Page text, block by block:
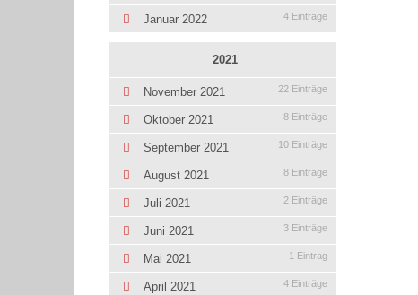
Januar 2022 4 Einträge
2021
November 2021 22 Einträge
Oktober 2021 8 Einträge
September 2021 10 Einträge
August 2021 8 Einträge
Juli 2021 2 Einträge
Juni 2021 3 Einträge
Mai 2021 1 Eintrag
April 2021 4 Einträge